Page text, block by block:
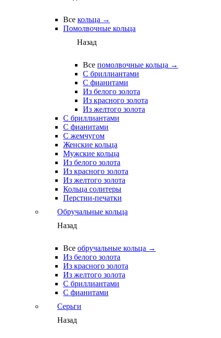
Все кольца →
Помолвочные кольца
Назад
Все помолвочные кольца →
С бриллиантами
С фианитами
Из белого золота
Из красного золота
Из желтого золота
С бриллиантами
С фианитами
С жемчугом
Женские кольца
Мужские кольца
Из белого золота
Из красного золота
Из желтого золота
Кольца солитеры
Перстни-печатки
Обручальные кольца
Назад
Все обручальные кольца →
Из белого золота
Из красного золота
Из желтого золота
С бриллиантами
С фианитами
Серьги
Назад